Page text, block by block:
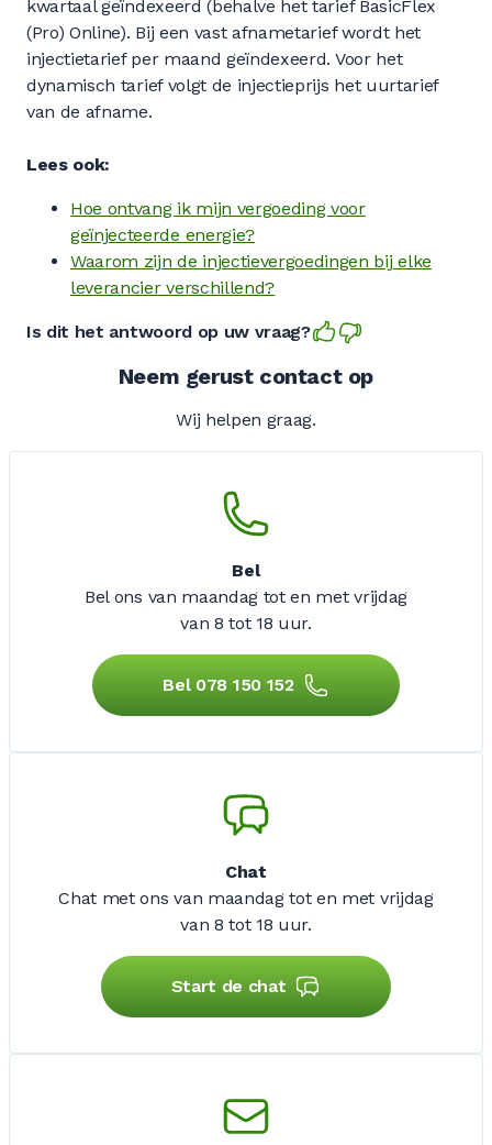
kwartaal geïndexeerd (behalve het tarief BasicFlex
(Pro) Online). Bij een vast afnametarief wordt het
injectietarief per maand geïndexeerd. Voor het
dynamisch tarief volgt de injectieprijs het uurtarief
van de afname.
Lees ook:
Hoe ontvang ik mijn vergoeding voor
geïnjecteerde energie?
Waarom zijn de injectievergoedingen bij elke
leverancier verschillend?
Is dit het antwoord op uw vraag?
Neem gerust contact op
Wij helpen graag.
Bel
Bel ons van maandag tot en met vrijdag
van 8 tot 18 uur.
Bel 078 150 152
Chat
Chat met ons van maandag tot en met vrijdag
van 8 tot 18 uur.
Start de chat